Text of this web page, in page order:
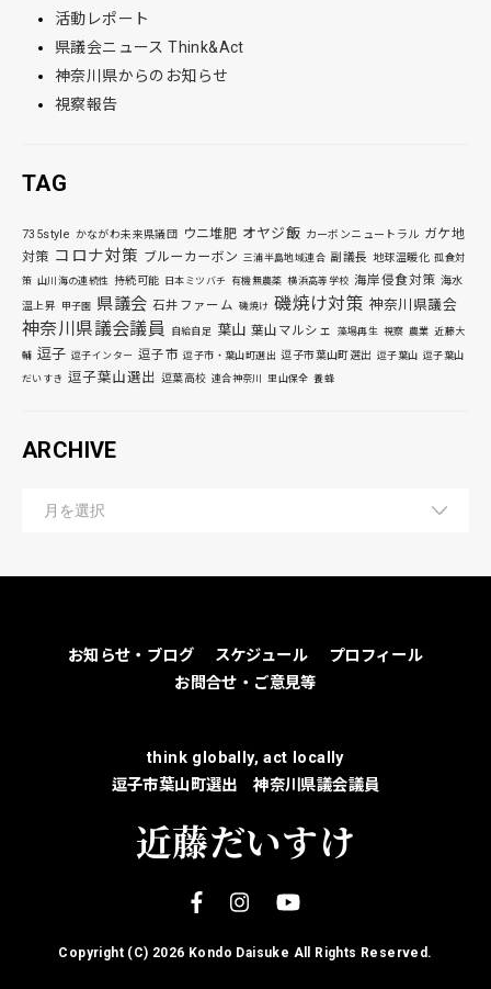
活動レポート
県議会ニュース Think&Act
神奈川県からのお知らせ
視察報告
TAG
735style かながわ未来県議団 ウニ堆肥 オヤジ飯 カーボンニュートラル ガケ地
対策 コロナ対策 ブルーカーボン 三浦半島地域連合 副議長 地球温暖化 孤食対
策 山川海の連続性 持続可能 日本ミツバチ 有機無農薬 横浜高等学校 海岸侵食対策 海水
温上昇 甲子園 県議会 石井ファーム 磯焼け 磯焼け対策 神奈川県議会
神奈川県議会議員 自給自足 葉山 葉山マルシェ 藻場再生 視察 農業 近藤大
輔 逗子 逗子インター 逗子市 逗子市・葉山町選出 逗子市葉山町選出 逗子葉山 逗子葉山
だいすき 逗子葉山選出 逗葉高校 連合神奈川 里山保全 養蜂
ARCHIVE
お知らせ・ブログ スケジュール
プロフィール
お問合せ・ご意見等
think globally, act locally
逗子市葉山町選出 神奈川県議会議員
近藤だいすけ
Copyright (C) 2026 Kondo Daisuke All Rights Reserved.